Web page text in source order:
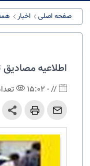
صفحه اصلی اخبار
اطلاعیه
// - 15:02